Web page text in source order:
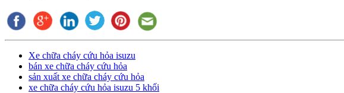
Xe chữa cháy cứu hỏa isuzu
bán xe chữa cháy cứu hỏa
sản xuất xe chữa cháy cứu hỏa
xe chữa cháy cứu hỏa isuzu 5 khối